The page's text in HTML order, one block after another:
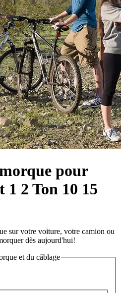
pour
1 2 Ton 10 15
sur votre voiture, votre camion ou
dès aujourd'hui!
et du câblage